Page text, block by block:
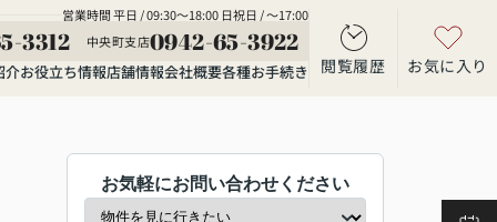
営業時間 平日 / 09:30～18:00 日祝日 / ～17:00
3312 中央町支店0942-65-3922
介お役立ち情報店舗情報会社概要各種お手続き 閲覧履歴 お気に入り
お気軽にお問い合わせください